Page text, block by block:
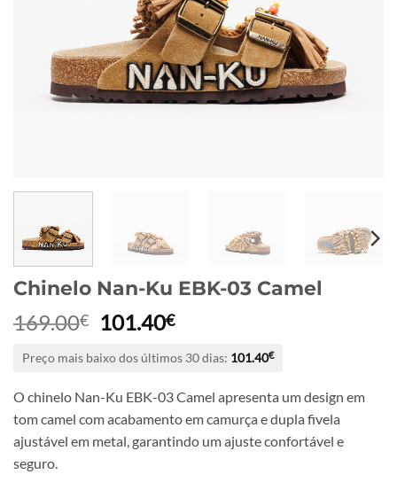
Chinelo Nan-Ku EBK-03 Camel
169.00€
O
original
169.00€.
101.40€O
atual
101.40€.
Preço mais baixo dos últimos 30 dias: 101.40€
O chinelo Nan-Ku EBK-03 Camel apresenta um design em
tom camel com acabamento em camurça e dupla fivela
ajustável em metal, garantindo um ajuste confortável e
seguro.